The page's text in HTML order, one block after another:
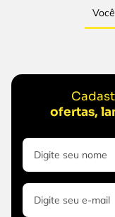
ofertas,